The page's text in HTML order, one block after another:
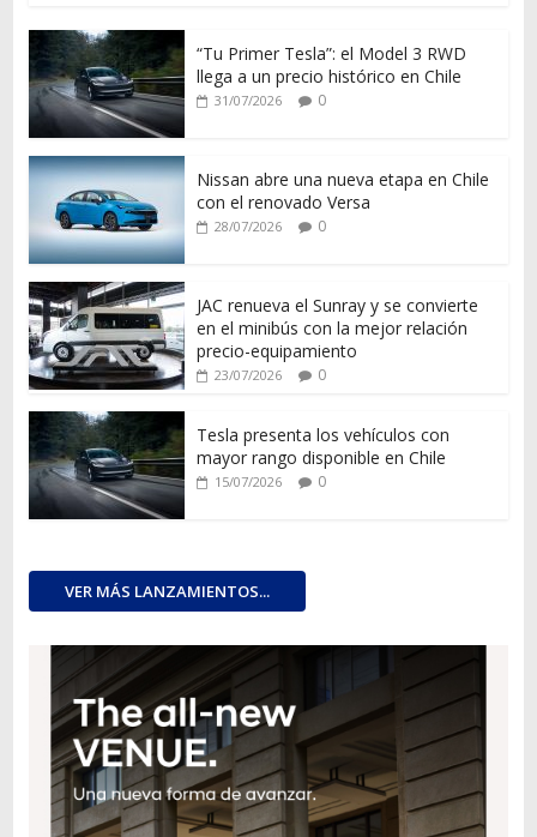
“Tu Primer Tesla”: el Model 3 RWD
llega a un precio histórico en Chile
31/07/2026 0
Nissan abre una nueva etapa en Chile
con el renovado Versa
28/07/2026 0
JAC renueva el Sunray y se convierte
en el minibús con la mejor relación
precio-equipamiento
23/07/2026 0
Tesla presenta los vehículos con
mayor rango disponible en Chile
15/07/2026 0
VER MÁS LANZAMIENTOS...